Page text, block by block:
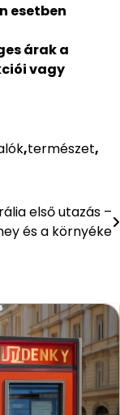
esetben
árak a
vagy
,természet,
első utazás –
és a környéke